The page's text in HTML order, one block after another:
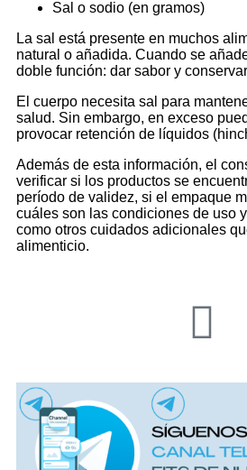
Sal o sodio (en gramos)
La sal está presente en muchos
natural o añadida. Cuando se
doble función: dar sabor y
El cuerpo necesita sal para
salud. Sin embargo, en exceso
provocar retención de líquidos
Además de esta información, el
verificar si los productos se
período de validez, si el empaque
cuáles son las condiciones de uso
como otros cuidados adicionales
alimenticio.